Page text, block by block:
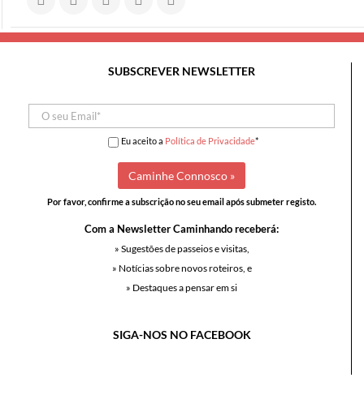
SUBSCREVER NEWSLETTER
Eu aceito a Política de Privacidade*
Por favor, confirme a subscrição no seu email após submeter registo.
Com a Newsletter Caminhando receberá:
» Sugestões de passeios e visitas,
» Notícias sobre novos roteiros, e
» Destaques a pensar em si
SIGA-NOS NO FACEBOOK